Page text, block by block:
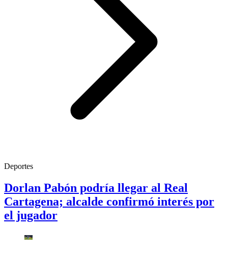
Deportes
Dorlan Pabón podría llegar al Real
Cartagena; alcalde confirmó interés por
el jugador